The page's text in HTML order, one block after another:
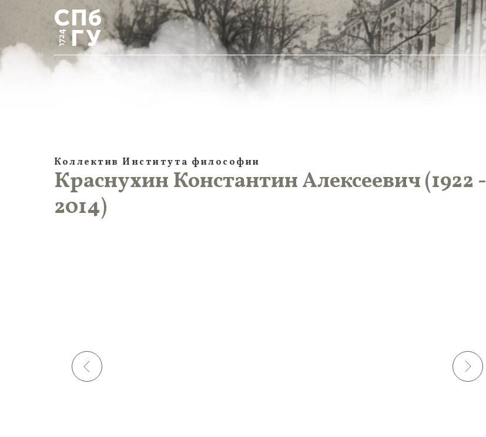
Коллектив Института философии
Краснухин Константин Алексеевич (1922 -
2014)